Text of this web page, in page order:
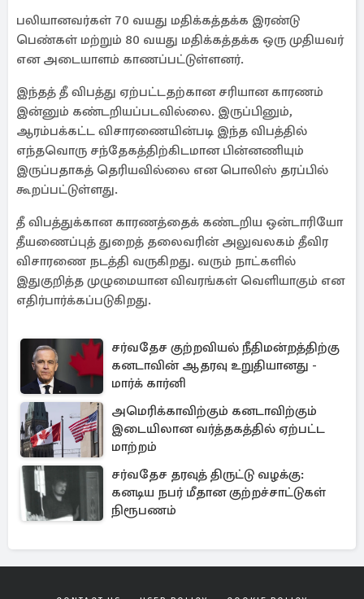
பலியானவர்கள் 70 வயது மதிக்கத்தக்க இரண்டு
பெண்கள் மற்றும் 80 வயது மதிக்கத்தக்க ஒரு முதியவர்
என அடையாளம் காணப்பட்டுள்ளனர்.
இந்தத் தீ விபத்து ஏற்பட்டதற்கான சரியான காரணம்
இன்னும் கண்டறியப்படவில்லை. இருப்பினும்,
ஆரம்பக்கட்ட விசாரணையின்படி இந்த விபத்தில்
எந்தவொரு சந்தேகத்திற்கிடமான பின்னணியும்
இருப்பதாகத் தெரியவில்லை என பொலிஸ் தரப்பில்
கூறப்பட்டுள்ளது.
தீ விபத்துக்கான காரணத்தைக் கண்டறிய ஒன்டாரியோ
தீயணைப்புத் துறைத் தலைவரின் அலுவலகம் தீவிர
விசாரணை நடத்தி வருகிறது. வரும் நாட்களில்
இதுகுறித்த முழுமையான விவரங்கள் வெளியாகும் என
எதிர்பார்க்கப்படுகிறது.
சர்வதேச குற்றவியல் நீதிமன்றத்திற்கு
கனடாவின் ஆதரவு உறுதியானது -
மார்க் கார்னி
அமெரிக்காவிற்கும் கனடாவிற்கும்
இடையிலான வர்த்தகத்தில் ஏற்பட்ட
மாற்றம்
சர்வதேச தரவுத் திருட்டு வழக்கு:
கனடிய நபர் மீதான குற்றச்சாட்டுகள்
நிரூபணம்